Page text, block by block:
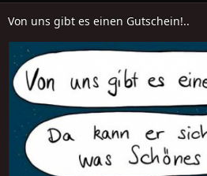
Von uns gibt es einen Gutschein!..